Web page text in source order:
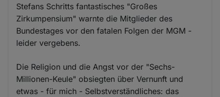
Stefans Schritts fantastisches "Großes
Zirkumpensium" warnte die Mitglieder des
Bundestages vor den fatalen Folgen der MGM -
leider vergebens.
Die Religion und die Angst vor der "Sechs-
Millionen-Keule" obsiegten über Vernunft und
etwas - für mich - Selbstverständliches: das